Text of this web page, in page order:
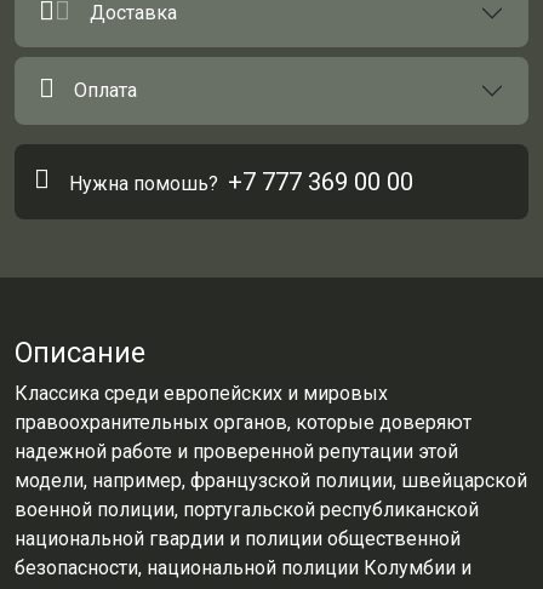
Доставка
Оплата
Нужна помошь? +7 777 369 00 00
Описание
Классика среди европейских и мировых
правоохранительных органов, которые доверяют
надежной работе и проверенной репутации этой
модели, например, французской полиции, швейцарской
военной полиции, португальской республиканской
национальной гвардии и полиции общественной
безопасности, национальной полиции Колумбии и